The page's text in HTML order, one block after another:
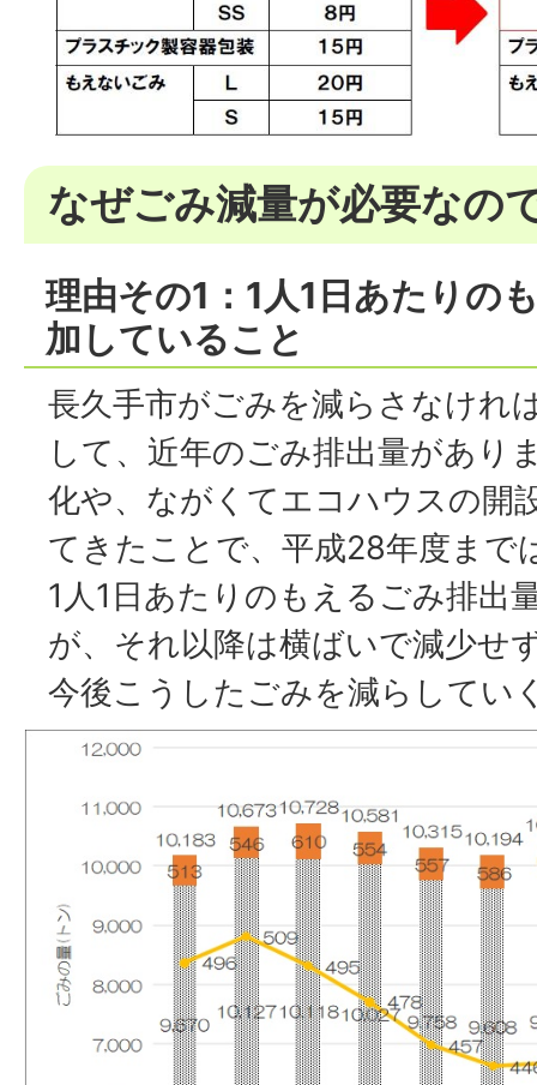
なぜごみ減量が必要なの
理由その1：1人1日あたりの
加していること
長久手市がごみを減らさなけれ
して、近年のごみ排出量があり
化や、ながくてエコハウスの開
てきたことで、平成28年度まで
1人1日あたりのもえるごみ排出
が、それ以降は横ばいで減少せ
今後こうしたごみを減らしてい